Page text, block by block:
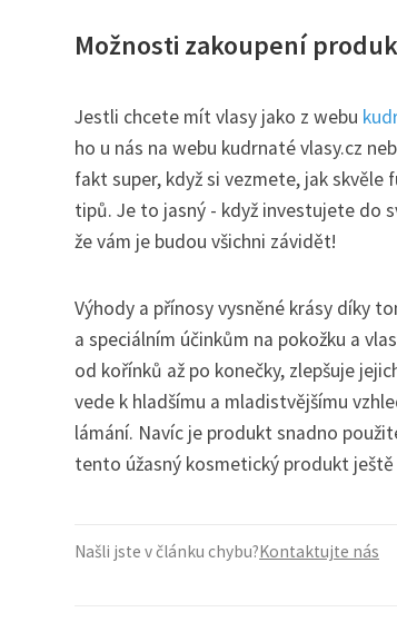
Možnosti zakoupení
Jestli chcete mít vlasy jako z webu
ho u nás na webu kudrnaté vlasy.cz
fakt super, když si vezmete, jak
tipů. Je to jasný - když investujete do
že vám je budou všichni závidět!
Výhody a přínosy vysněné krásy díky
a speciálním účinkům na pokožku a
od kořínků až po konečky, zlepšuje
vede k hladšímu a mladistvějšímu
lámání. Navíc je produkt snadno
tento úžasný kosmetický produkt
Našli jste v článku chybu?Kontaktujte nás